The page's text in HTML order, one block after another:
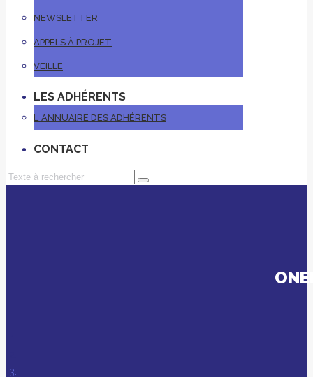
NEWSLETTER
APPELS À PROJET
VEILLE
LES ADHÉRENTS
L’ ANNUAIRE DES ADHÉRENTS
CONTACT